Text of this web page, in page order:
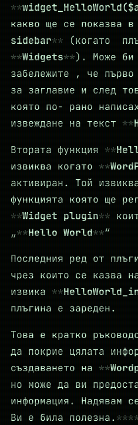
какво ще се показва в
sidebar
(когато
Widgets
). Може би
забележите , че първо
за заглавие и след
която по- рано
извеждане на текст
Втората функция
извиква когато
активиран. Той
функцията която ще
Widget plugin
„
Hello World “
Последния ред от
чрез които се казва
извика
плъгина е зареден.
Това е кратко
да покрие цялата
създаването на
но може да ви
информация. Надявам
Ви е била полезна.